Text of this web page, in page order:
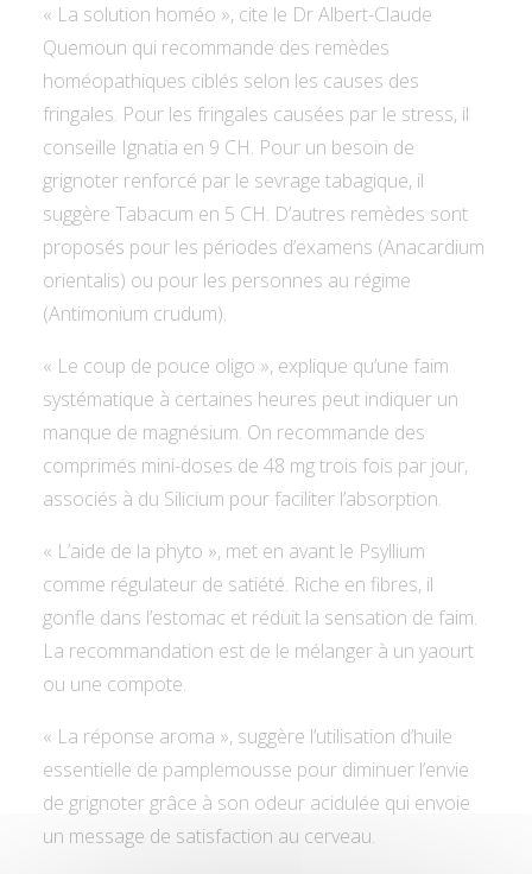
« La solution homéo », cite le Dr Albert-Claude
Quemoun qui recommande des remèdes
homéopathiques ciblés selon les causes des
fringales. Pour les fringales causées par le stress, il
conseille Ignatia en 9 CH. Pour un besoin de
grignoter renforcé par le sevrage tabagique, il
suggère Tabacum en 5 CH. D’autres remèdes sont
proposés pour les périodes d’examens (Anacardium
orientalis) ou pour les personnes au régime
(Antimonium crudum).
« Le coup de pouce oligo », explique qu’une faim
systématique à certaines heures peut indiquer un
manque de magnésium. On recommande des
comprimés mini-doses de 48 mg trois fois par jour,
associés à du Silicium pour faciliter l’absorption.
« L’aide de la phyto », met en avant le Psyllium
comme régulateur de satiété. Riche en fibres, il
gonfle dans l’estomac et réduit la sensation de faim.
La recommandation est de le mélanger à un yaourt
ou une compote.
« La réponse aroma », suggère l’utilisation d’huile
essentielle de pamplemousse pour diminuer l’envie
de grignoter grâce à son odeur acidulée qui envoie
un message de satisfaction au cerveau.